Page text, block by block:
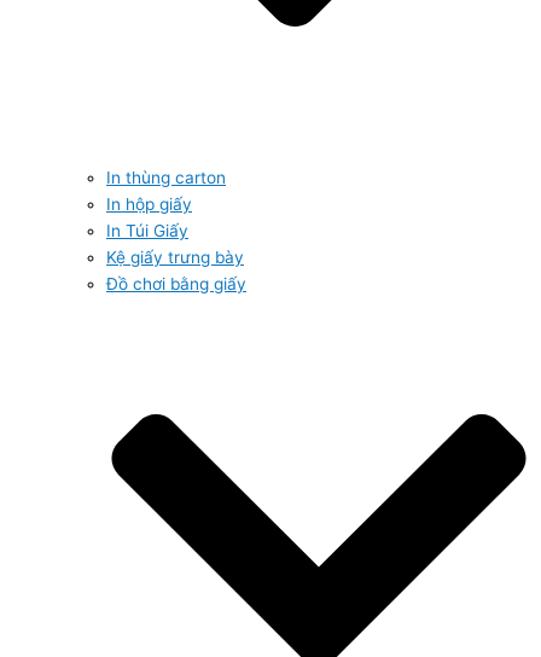
In thùng carton
In hộp giấy
In Túi Giấy
Kệ giấy trưng bày
Đồ chơi bằng giấy